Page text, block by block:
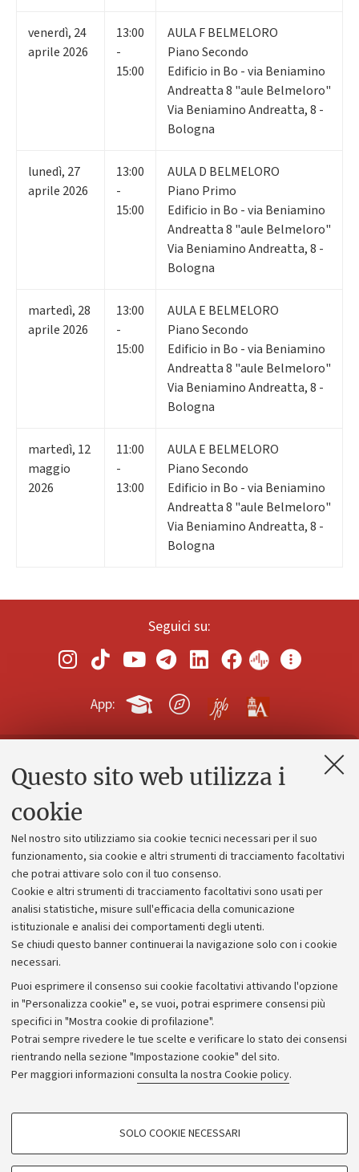
Questo sito web utilizza i
cookie
Nel nostro sito utilizziamo sia cookie tecnici necessari per il suo
funzionamento, sia cookie e altri strumenti di tracciamento facoltativi
che potrai attivare solo con il tuo consenso.
Cookie e altri strumenti di tracciamento facoltativi sono usati per
analisi statistiche, misure sull'efficacia della comunicazione
istituzionale e analisi dei comportamenti degli utenti.
Se chiudi questo banner continuerai la navigazione solo con i cookie
necessari.
Puoi esprimere il consenso sui cookie facoltativi attivando l'opzione
in "Personalizza cookie" e, se vuoi, potrai esprimere consensi più
specifici in "Mostra cookie di profilazione".
Potrai sempre rivedere le tue scelte e verificare lo stato dei consensi
rientrando nella sezione "Impostazione cookie" del sito.
Per maggiori informazioni consulta la nostra Cookie policy.
COOKIE DI PROFILAZIONE - FACOLTATIVI
SOLO COOKIE NECESSARI
venerdì, 24
aprile 2026
13:00
-
15:00
AULA F BELMELORO
Piano Secondo
Edificio in Bo - via Beniamino
Andreatta 8 "aule Belmeloro"
Via Beniamino Andreatta, 8 -
Bologna
lunedì, 27
aprile 2026
13:00
-
15:00
AULA D BELMELORO
Piano Primo
Edificio in Bo - via Beniamino
Andreatta 8 "aule Belmeloro"
Via Beniamino Andreatta, 8 -
Bologna
martedì, 28
aprile 2026
13:00
-
15:00
AULA E BELMELORO
Piano Secondo
Edificio in Bo - via Beniamino
Andreatta 8 "aule Belmeloro"
Via Beniamino Andreatta, 8 -
Bologna
martedì, 12
maggio
2026
11:00
-
13:00
AULA E BELMELORO
Piano Secondo
Edificio in Bo - via Beniamino
Andreatta 8 "aule Belmeloro"
Via Beniamino Andreatta, 8 -
Bologna
Seguici su:
App:
Contatti e PEC
Alumni community
Piano strategico
Bilanci
Donazioni e 5x1000
Bandi, gare e concorsi
Albo online
Amministrazione trasparente
Atti di notifica
Informazioni sul sito e accessibilità
Dichiarazione di accessibilità
Privacy e note legali
Impostazioni Cookie